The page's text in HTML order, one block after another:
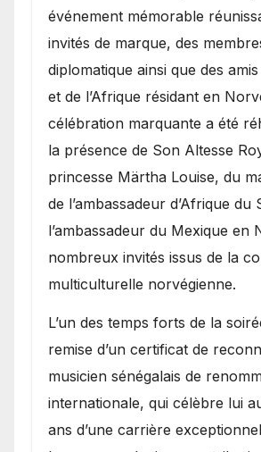
événement mémorable
invités de marque, des
diplomatique ainsi que des
et de l’Afrique résidant en
célébration marquante a été
la présence de Son Altesse
princesse Märtha Louise, du
de l’ambassadeur d’Afrique du
l’ambassadeur du Mexique en
nombreux invités issus de la
multiculturelle norvégienne.
​L’un des temps forts de la
remise d’un certificat de
musicien sénégalais de
internationale, qui célèbre lui
ans d’une carrière